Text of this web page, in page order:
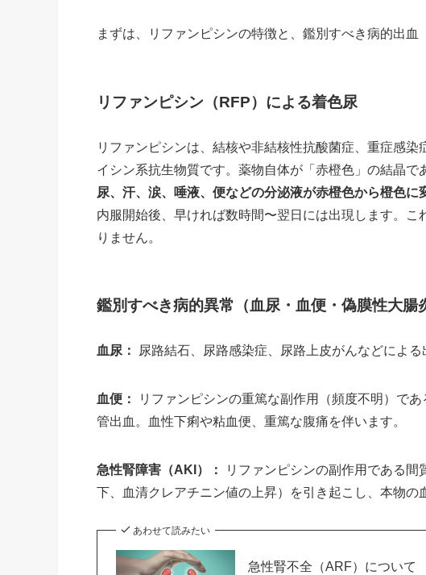
まずは、リファンピシンの特徴と、鑑別すべき病的出血
リファンピシン（RFP）による着色尿
リファンピシンは、結核や非結核性抗酸菌症、重症感
イシン系抗生物質です。薬物自体が「赤橙色」の結晶で
尿、汗、涙、唾液、便などの分泌液が赤橙色から橙色に
内服開始後、早ければ数時間〜翌日には出現します。
りません。
鑑別すべき病的異常（血尿・血便・偽膜性大腸
血尿： 尿路結石、尿路感染症、尿路上皮がんなどによる
血便： リファンピシンの重篤な副作用（頻度不明）であ
管出血。血性下痢や粘血便、重篤な腹痛を伴います。
急性腎障害（AKI）：
リファンピシンの副作用である
下、血清クレアチニン値の上昇）を引き起こし、本物の
あわせて読みたい
急性腎不全（ARF）について